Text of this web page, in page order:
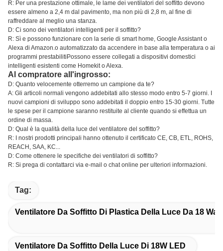
R: Per una prestazione ottimale, le lame dei ventilatori del soffitto devono
essere almeno a 2,4 m dal pavimento, ma non più di 2,8 m, al fine di
raffreddare al meglio una stanza.
D: Ci sono dei ventilatori intelligenti per il soffitto?
R: Sì e possono funzionare con la serie di smart home, Google Assistant o
Alexa di Amazon.o automatizzato da accendere in base alla temperatura o ai
programmi prestabilitiPossono essere collegati a dispositivi domestici
intelligenti esistenti come Homekit o Alexa.
Al compratore all'ingrosso:
D: Quanto velocemente otterremo un campione da te?
A: Gli articoli normali vengono addebitati allo stesso modo entro 5-7 giorni. I
nuovi campioni di sviluppo sono addebitati il doppio entro 15-30 giorni. Tutte
le spese per il campione saranno restituite al cliente quando si effettua un
ordine di massa.
D: Qual è la qualità della luce del ventilatore del soffitto?
R: I nostri prodotti principali hanno ottenuto il certificato CE, CB, ETL, ROHS,
REACH, SAA, KC...
D: Come ottenere le specifiche dei ventilatori di soffitto?
R: Si prega di contattarci via e-mail o chat online per ulteriori informazioni.
Tag:
Ventilatore Da Soffitto Di Plastica Della Luce Da 18
Ventilatore Da Soffitto Della Luce Di 18W LED